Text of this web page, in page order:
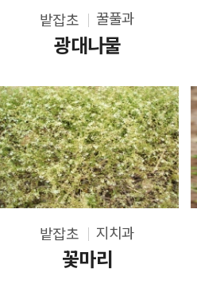
밭잡초 꿀풀과
광대나물
밭잡초 지치과
꽃마리